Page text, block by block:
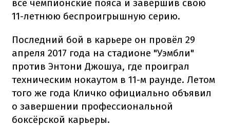
все чемпионские пояса и завершив свою
11-летнюю беспроигрышную серию.
Последний бой в карьере он провёл 29
апреля 2017 года на стадионе "Уэмбли"
против Энтони Джошуа, где проиграл
техническим нокаутом в 11-м раунде. Летом
того же года Кличко официально объявил
о завершении профессиональной
боксёрской карьеры.